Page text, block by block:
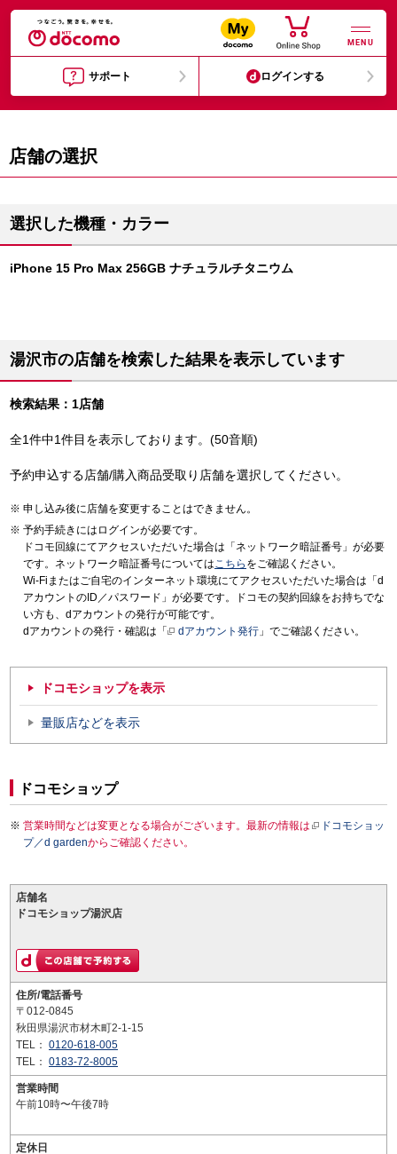
MENU
サポート ログインする
店舗の選択
選択した機種・カラー
iPhone 15 Pro Max 256GB ナチュラルチタニウム
湯沢市の店舗を検索した結果を表示しています
検索結果：1店舗
全1件中1件目を表示しております。(50音順)
予約申込する店舗/購入商品受取り店舗を選択してください。
申し込み後に店舗を変更することはできません。
予約手続きにはログインが必要です。
ドコモ回線にてアクセスいただいた場合は「ネットワーク暗証番号」が必要
です。ネットワーク暗証番号についてはこちら をご確認ください。
Wi-Fiまたはご自宅のインターネット環境にてアクセスいただいた場合は「d
アカウントのID／パスワード」が必要です。ドコモの契約回線をお持ちでな
い方も、dアカウントの発行が可能です。
dアカウントの発行・確認は「
dアカウント発行 」でご確認ください。
ドコモショップを表示
量販店などを表示
ドコモショップ
営業時間などは変更となる場合がございます。最新の情報は
ドコモショッ
プ／d gardenからご確認ください。
店舗名
ドコモショップ湯沢店
住所/電話番号
〒012-0845
秋田県湯沢市材木町2-1-15
TEL： 0120-618-005
TEL： 0183-72-8005
営業時間
午前10時〜午後7時
定休日